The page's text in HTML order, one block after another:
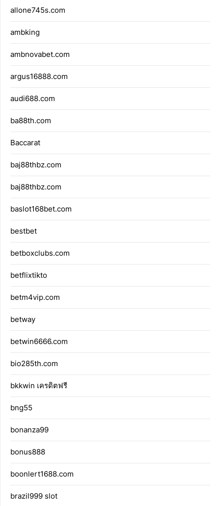
allone745s.com
ambking
ambnovabet.com
argus16888.com
audi688.com
ba88th.com
Baccarat
baj88thbz.com
baj88thbz.com
baslot168bet.com
bestbet
betboxclubs.com
betflixtikto
betm4vip.com
betway
betwin6666.com
bio285th.com
bkkwin เครดิตฟรี
bng55
bonanza99
bonus888
boonlert1688.com
brazil999 slot